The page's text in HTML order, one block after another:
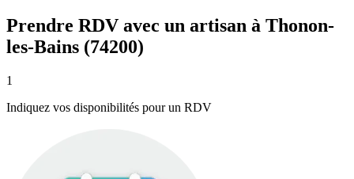
Prendre RDV avec un artisan à Thonon-
les-Bains (74200)
1
Indiquez vos disponibilités pour un RDV